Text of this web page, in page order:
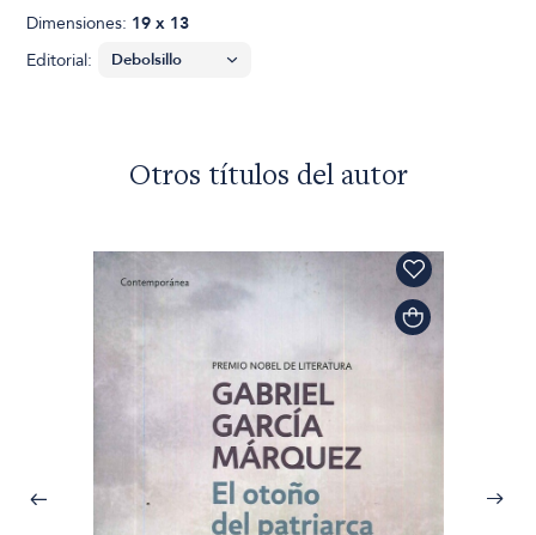
Dimensiones: 19 x 13
Editorial:
Otros títulos del autor